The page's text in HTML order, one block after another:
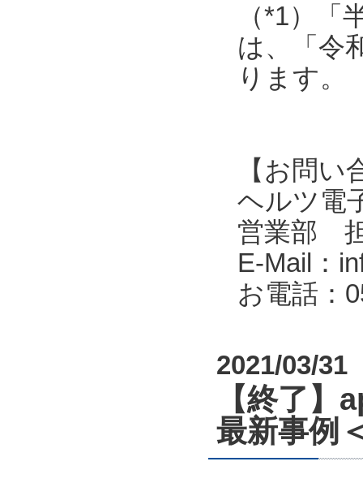
（*1）
は、「令
ります。
【お問い
ヘルツ電
営業部
E-Mail：
お電話：
2021/03/31
【終了
最新事例